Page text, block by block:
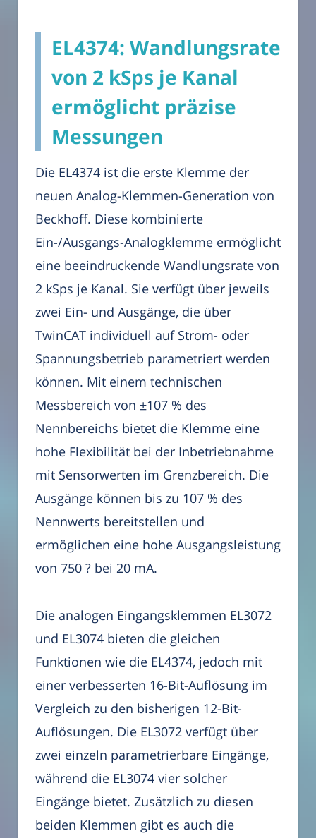
EL4374: Wandlungsrate
von 2 kSps je Kanal
ermöglicht präzise
Messungen
Die EL4374 ist die erste Klemme der
neuen Analog-Klemmen-Generation von
Beckhoff. Diese kombinierte
Ein-/Ausgangs-Analogklemme ermöglicht
eine beeindruckende Wandlungsrate von
2 kSps je Kanal. Sie verfügt über jeweils
zwei Ein- und Ausgänge, die über
TwinCAT individuell auf Strom- oder
Spannungsbetrieb parametriert werden
können. Mit einem technischen
Messbereich von ±107 % des
Nennbereichs bietet die Klemme eine
hohe Flexibilität bei der Inbetriebnahme
mit Sensorwerten im Grenzbereich. Die
Ausgänge können bis zu 107 % des
Nennwerts bereitstellen und
ermöglichen eine hohe Ausgangsleistung
von 750 ? bei 20 mA.
Die analogen Eingangsklemmen EL3072
und EL3074 bieten die gleichen
Funktionen wie die EL4374, jedoch mit
einer verbesserten 16-Bit-Auflösung im
Vergleich zu den bisherigen 12-Bit-
Auflösungen. Die EL3072 verfügt über
zwei einzeln parametrierbare Eingänge,
während die EL3074 vier solcher
Eingänge bietet. Zusätzlich zu diesen
beiden Klemmen gibt es auch die